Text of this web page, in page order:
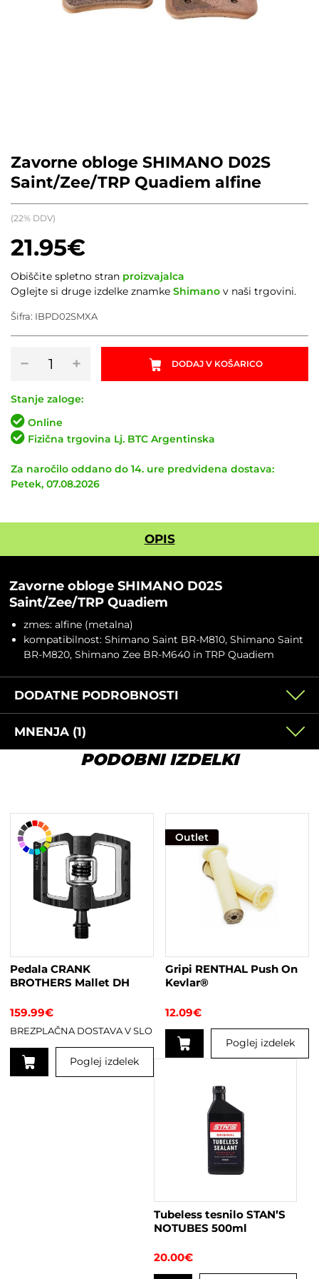
Zavorne obloge SHIMANO D02S
Saint/Zee/TRP Quadiem alfine
21.95€
(22% DDV)
−
obloge
D02S
Saint/Zee/TRP
Quadiem
alfine
+ DODAJ V KOŠARICO
Obiščite spletno stran proizvajalca
Oglejte si druge izdelke znamke Shimano v naši trgovini.
Šifra: IBPD02SMXA
Stanje zaloge:
Online
Fizična trgovina Lj. BTC Argentinska
Za naročilo oddano do 14. ure predvidena dostava:
Petek, 07.08.2026
OPIS
Zavorne obloge SHIMANO D02S
Saint/Zee/TRP Quadiem
zmes: alfine (metalna)
kompatibilnost: Shimano Saint BR-M810, Shimano Saint
BR-M820, Shimano Zee BR-M640 in TRP Quadiem
DODATNE PODROBNOSTI
MNENJA (1)
PODOBNI IZDELKI
Pedala CRANK
BROTHERS Mallet DH
159.99€
BREZPLAČNA DOSTAVA V SLO
Poglej izdelek
Outlet
Gripi RENTHAL Push On
Kevlar®
12.09€
Poglej izdelek
Tubeless tesnilo STAN’S
NOTUBES 500ml
20.00€